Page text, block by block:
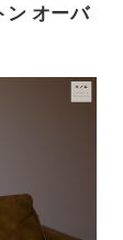
ン オーバ